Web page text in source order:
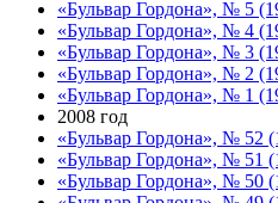
«Бульвар Гордона», № 5
«Бульвар Гордона», № 4
«Бульвар Гордона», № 3
«Бульвар Гордона», № 2
«Бульвар Гордона», № 1
2008 год
«Бульвар Гордона», № 52
«Бульвар Гордона», № 51
«Бульвар Гордона», № 50